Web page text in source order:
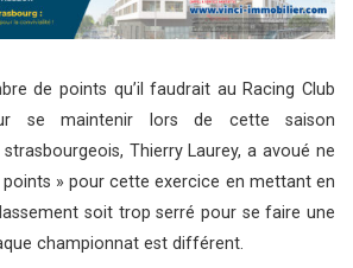
de points qu’il faudrait au Racing Club
se maintenir lors de cette saison
Thierry Laurey, a avoué ne
points » pour cette exercice en mettant en
soit trop serré pour se faire une
championnat est différent.